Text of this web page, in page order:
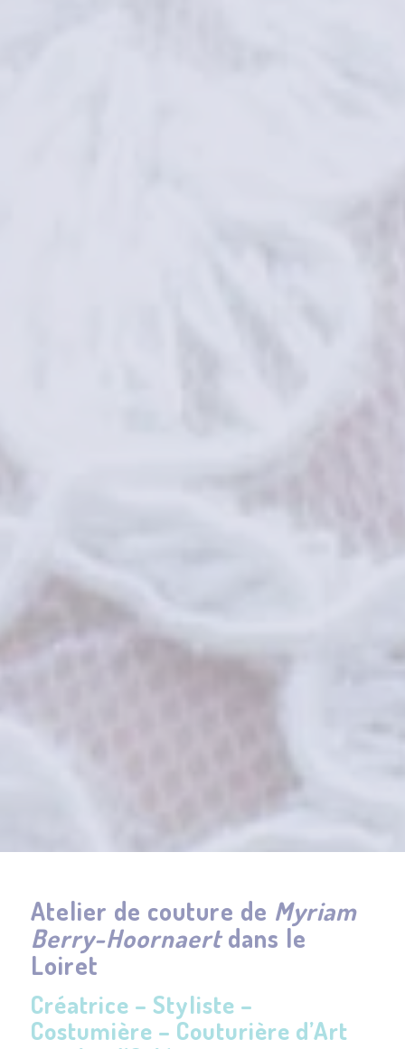
Atelier de couture de Myriam
Berry-Hoornaertdans le
Loiret
Créatrice – Styliste –
Costumière – Couturière d’Art